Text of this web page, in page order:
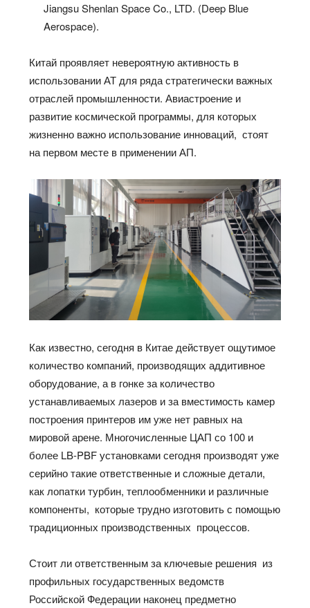
Jiangsu Shenlan Space Co., LTD. (Deep Blue
Aerospace).
Китай проявляет невероятную активность в
использовании АТ для ряда стратегически важных
отраслей промышленности. Авиастроение и
развитие космической программы, для которых
жизненно важно использование инноваций, стоят
на первом месте в применении АП.
Как известно, сегодня в Китае действует ощутимое
количество компаний, производящих аддитивное
оборудование, а в гонке за количество
устанавливаемых лазеров и за вместимость камер
построения принтеров им уже нет равных на
мировой арене. Многочисленные ЦАП со 100 и
более LB-PBF установками сегодня производят уже
серийно такие ответственные и сложные детали,
как лопатки турбин, теплообменники и различные
компоненты, которые трудно изготовить с помощью
традиционных производственных процессов.
Стоит ли ответственным за ключевые решения из
профильных государственных ведомств
Российской Федерации наконец предметно